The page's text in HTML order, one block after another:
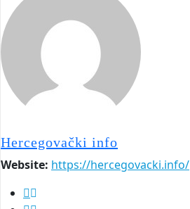
Hercegovački info
Website: https://hercegovacki.info/